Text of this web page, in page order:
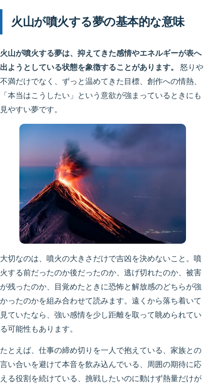
火山が噴火する夢の基本的な意味
火山が噴火する夢は、抑えてきた感情やエネルギーが表へ
出ようとしている状態を象徴することがあります。
怒りや
不満だけでなく、ずっと温めてきた目標、創作への情熱、
「本当はこうしたい」という意欲が強まっているときにも
見やすい夢です。
大切なのは、噴火の大きさだけで吉凶を決めないこと。噴
火する前だったのか後だったのか、逃げ切れたのか、被害
が残ったのか、目覚めたときに恐怖と解放感のどちらが強
かったのかを組み合わせて読みます。遠くから落ち着いて
見ていたなら、強い感情を少し距離を取って眺められてい
る可能性もあります。
たとえば、仕事の締め切りを一人で抱えている、家族との
言い合いを避けて本音を飲み込んでいる、周囲の期待に応
える役割を続けている、挑戦したいのに動けず熱量だけが